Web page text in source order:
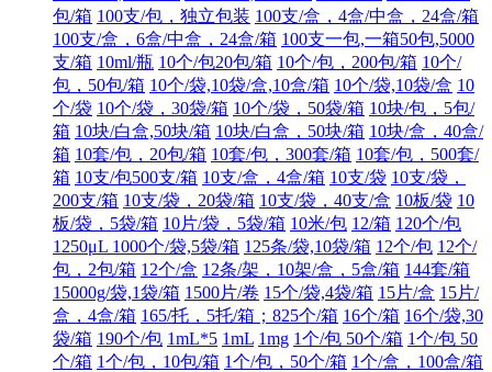
包/箱 100支/包，独立包装 100支/盒，4盒/中盒，24盒/箱
100支/盒，6盒/中盒，24盒/箱 100支一包,一箱50包,5000
支/箱 10ml/瓶 10个/包20包/箱 10个/包，200包/箱 10个/
包，50包/箱 10个/袋,10袋/盒,10盒/箱 10个/袋,10袋/盒 10
个/袋 10个/袋，30袋/箱 10个/袋，50袋/箱 10块/包，5包/
箱 10块/白盒,50块/箱 10块/白盒，50块/箱 10块/盒，40盒/
箱 10套/包，20包/箱 10套/包，300套/箱 10套/包，500套/
箱 10支/包500支/箱 10支/盒，4盒/箱 10支/袋 10支/袋，
200支/箱 10支/袋，20袋/箱 10支/袋，40支/盒 10板/袋 10
板/袋，5袋/箱 10片/袋，5袋/箱 10米/包 12/箱 120个/包
1250μL 1000个/袋,5袋/箱 125条/袋,10袋/箱 12个/包 12个/
包，2包/箱 12个/盒 12条/架，10架/盒，5盒/箱 144套/箱
15000g/袋,1袋/箱 1500片/卷 15个/袋,4袋/箱 15片/盒 15片/
盒，4盒/箱 165/托，5托/箱；825个/箱 16个/箱 16个/袋,30
袋/箱 190个/包 1mL*5 1mL 1mg 1个/包 50个/箱 1个/包 50
个/箱 1个/包，10包/箱 1个/包，50个/箱 1个/盒，100盒/箱